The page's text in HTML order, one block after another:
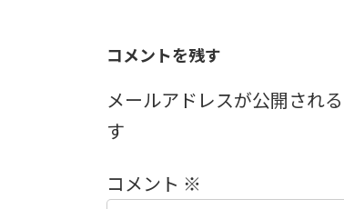
コメントを残す
メールアドレスが公開され
す
コメント ※